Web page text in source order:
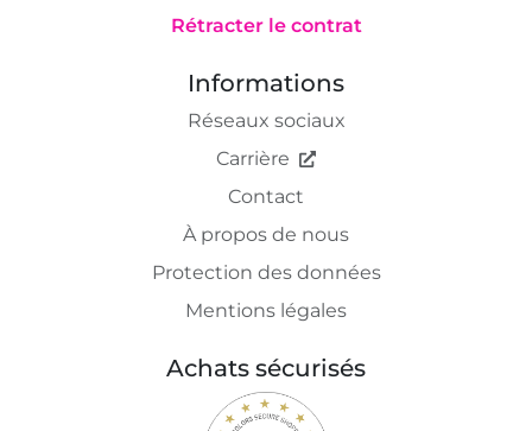
Rétracter le contrat
Informations
Réseaux sociaux
Carrière
Contact
À propos de nous
Protection des données
Mentions légales
Achats sécurisés